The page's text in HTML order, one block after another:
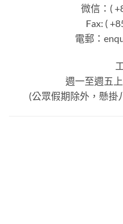
微信：(
Fax: (
電郵：
週一至週五
(公眾假期除外，懸掛